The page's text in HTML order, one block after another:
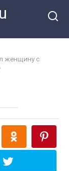
женщину с